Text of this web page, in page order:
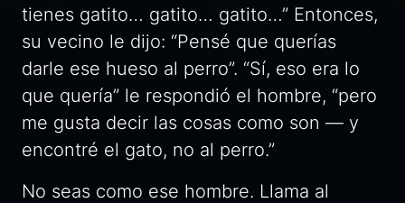
tienes gatito… gatito… gatito…” Entonces,
su vecino le dijo: “Pensé que querías
darle ese hueso al perro”. “Sí, eso era lo
que quería” le respondió el hombre, “pero
me gusta decir las cosas como son — y
encontré el gato, no al perro.”
No seas como ese hombre. Llama al